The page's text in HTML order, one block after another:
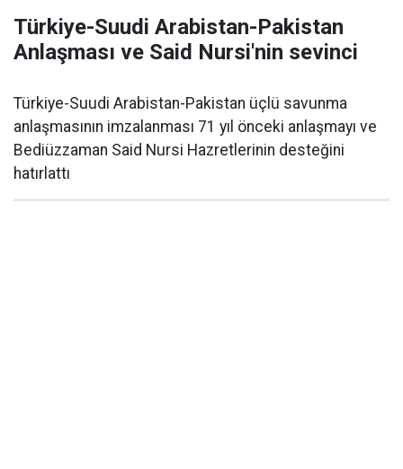
Türkiye-Suudi Arabistan-Pakistan
Anlaşması ve Said Nursi'nin sevinci
Türkiye-Suudi Arabistan-Pakistan üçlü savunma
anlaşmasının imzalanması 71 yıl önceki anlaşmayı ve
Bediüzzaman Said Nursi Hazretlerinin desteğini
hatırlattı